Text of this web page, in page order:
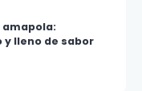
amapola:
y lleno de sabor